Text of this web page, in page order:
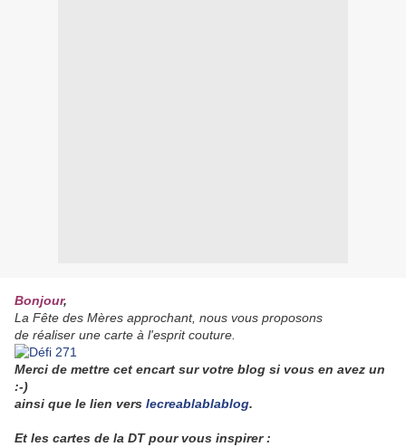
Bonjour,
La Fête des Mères approchant, nous vous proposons
de réaliser une carte à l'esprit couture.
Merci de mettre cet encart sur votre blog si vous en avez un
:-)
ainsi que le lien vers lecreablablablog.
Et les cartes de la DT pour vous inspirer :